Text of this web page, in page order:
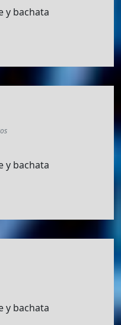
y bachata
y bachata
y bachata